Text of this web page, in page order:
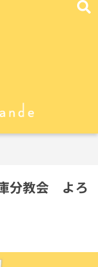
分教会 よろ